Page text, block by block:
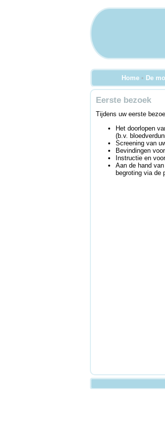
Home • De
Eerste bezoek
Tijdens uw eerste
Het doorlopen
(b.v.
Screening van
Bevindingen
Instructie en
Aan de hand
begroting via de